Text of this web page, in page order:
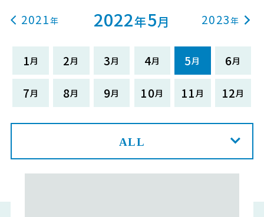
2021 2022年5月
1 2 3 4 5
6
7
8 9 10 11 12
2023
ALL